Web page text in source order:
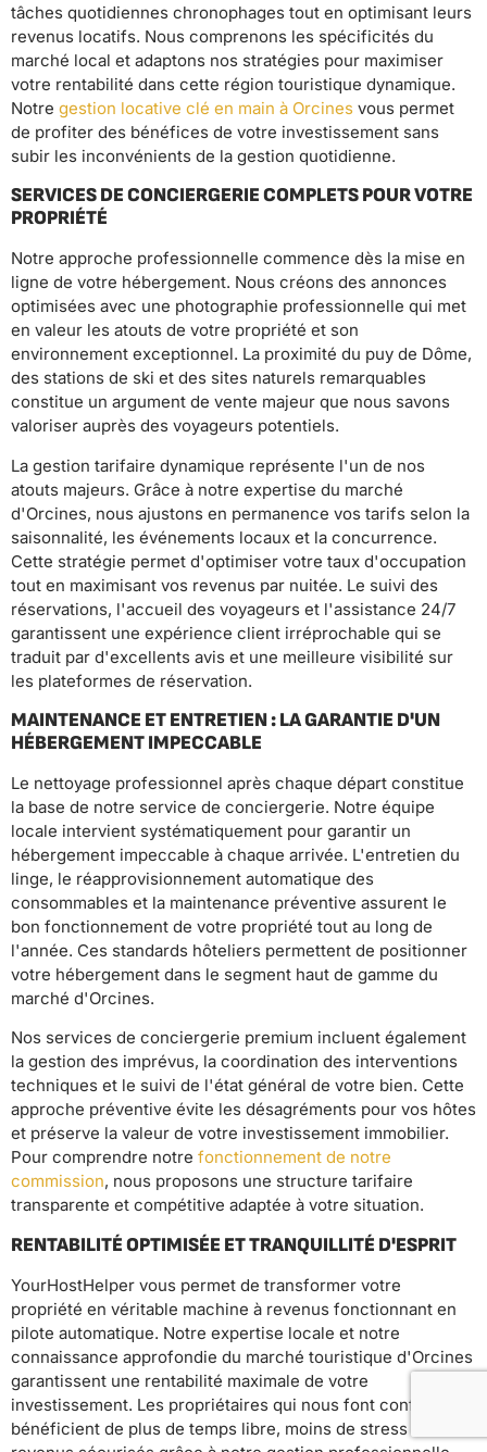
tâches quotidiennes chronophages tout en optimisant leurs
revenus locatifs. Nous comprenons les spécificités du
marché local et adaptons nos stratégies pour maximiser
votre rentabilité dans cette région touristique dynamique.
Notre gestion locative clé en main à Orcines vous permet
de profiter des bénéfices de votre investissement sans
subir les inconvénients de la gestion quotidienne.
SERVICES DE CONCIERGERIE COMPLETS POUR VOTRE
PROPRIÉTÉ
Notre approche professionnelle commence dès la mise en
ligne de votre hébergement. Nous créons des annonces
optimisées avec une photographie professionnelle qui met
en valeur les atouts de votre propriété et son
environnement exceptionnel. La proximité du puy de Dôme,
des stations de ski et des sites naturels remarquables
constitue un argument de vente majeur que nous savons
valoriser auprès des voyageurs potentiels.
La gestion tarifaire dynamique représente l'un de nos
atouts majeurs. Grâce à notre expertise du marché
d'Orcines, nous ajustons en permanence vos tarifs selon la
saisonnalité, les événements locaux et la concurrence.
Cette stratégie permet d'optimiser votre taux d'occupation
tout en maximisant vos revenus par nuitée. Le suivi des
réservations, l'accueil des voyageurs et l'assistance 24/7
garantissent une expérience client irréprochable qui se
traduit par d'excellents avis et une meilleure visibilité sur
les plateformes de réservation.
MAINTENANCE ET ENTRETIEN : LA GARANTIE D'UN
HÉBERGEMENT IMPECCABLE
Le nettoyage professionnel après chaque départ constitue
la base de notre service de conciergerie. Notre équipe
locale intervient systématiquement pour garantir un
hébergement impeccable à chaque arrivée. L'entretien du
linge, le réapprovisionnement automatique des
consommables et la maintenance préventive assurent le
bon fonctionnement de votre propriété tout au long de
l'année. Ces standards hôteliers permettent de positionner
votre hébergement dans le segment haut de gamme du
marché d'Orcines.
Nos services de conciergerie premium incluent également
la gestion des imprévus, la coordination des interventions
techniques et le suivi de l'état général de votre bien. Cette
approche préventive évite les désagréments pour vos hôtes
et préserve la valeur de votre investissement immobilier.
Pour comprendre notre fonctionnement de notre
commission, nous proposons une structure tarifaire
transparente et compétitive adaptée à votre situation.
RENTABILITÉ OPTIMISÉE ET TRANQUILLITÉ D'ESPRIT
YourHostHelper vous permet de transformer votre
propriété en véritable machine à revenus fonctionnant en
pilote automatique. Notre expertise locale et notre
connaissance approfondie du marché touristique d'Orcines
garantissent une rentabilité maximale de votre
investissement. Les propriétaires qui nous font confiance
bénéficient de plus de temps libre, moins de stress et de